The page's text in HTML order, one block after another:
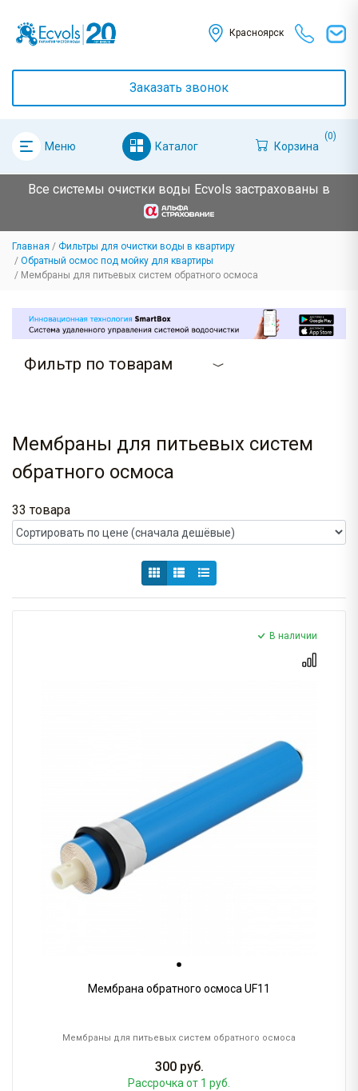
Красноярск
Заказать звонок
Меню Каталог Корзина
(0)
Все системы очистки воды Ecvols застрахованы в
Главная
Фильтры для очистки воды в квартиру
Обратный осмос под мойку для квартиры
Мембраны для питьевых систем обратного осмоса
Фильтр по товарам
Мембраны для питьевых систем
обратного осмоса
33 товара
В наличии
Мембрана обратного осмоса UF11
Мембраны для питьевых систем обратного осмоса
300руб.
Рассрочка от 1 руб.